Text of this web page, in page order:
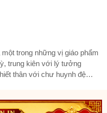
trong những vị giáo phẩm
trung kiên với lý tưởng
thân với chư huynh đệ